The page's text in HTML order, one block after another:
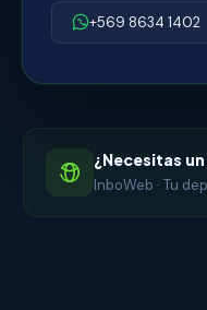
+569 8634 1402
¿Necesitas
InboWeb · Tu